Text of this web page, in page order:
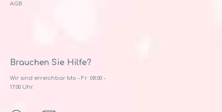
AGB
Brauchen Sie Hilfe?
Wir sind erreichbar Mo - Fr 08:00 -
17:00 Uhr.